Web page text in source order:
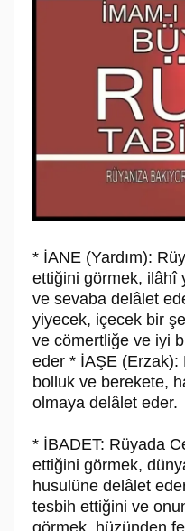
* İANE (Yardım):
ettiğini görmek, ilâhî
ve sevaba delâlet
yiyecek, içecek bir
ve cömertliğe ve iyi
eder * İAŞE (Erzak):
bolluk ve berekete,
olmaya delâlet eder.
* İBADET: Rüyada
ettiğini görmek,
husulüne delâlet
tesbih ettiğini ve
görmek, hüzünden